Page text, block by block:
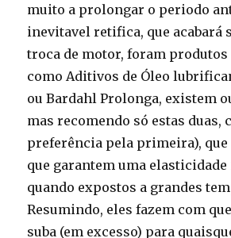
muito a prolongar o periodo
inevitavel retifica, que acabará
troca de motor, foram
como Aditivos de Óleo
ou Bardahl Prolonga, existem
mas recomendo só estas duas,
preferência pela primeira), que
que garantem uma
quando expostos a grandes
Resumindo, eles fazem com
suba (em excesso) para